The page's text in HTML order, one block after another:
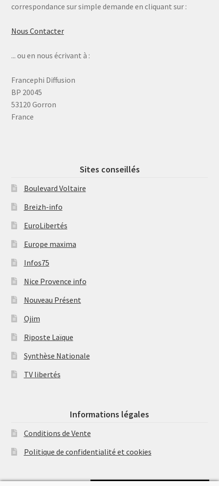
correspondance sur simple demande en cliquant sur :
Nous Contacter
... ou en nous écrivant à :
Francephi Diffusion
BP 20045
53120 Gorron
France
Sites conseillés
Boulevard Voltaire
Breizh-info
EuroLibertés
Europe maxima
Infos75
Nice Provence info
Nouveau Présent
Ojim
Riposte Laïque
Synthèse Nationale
TV libertés
Informations légales
Conditions de Vente
Politique de confidentialité et cookies